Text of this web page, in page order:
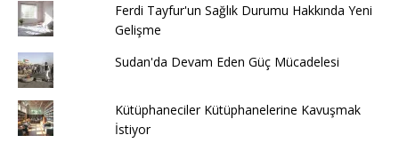
Ferdi Tayfur'un Sağlık Durumu Hakkında Yeni
Gelişme
Sudan'da Devam Eden Güç Mücadelesi
Kütüphaneciler Kütüphanelerine Kavuşmak
İstiyor